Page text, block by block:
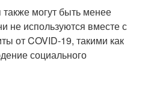
могут быть менее
не используются вместе с
от COVID-19, такими как
социального